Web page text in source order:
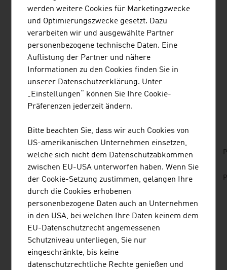
die verschiedenen Geräte und Anlagen miteinander und
tauschen Informationen aus. Besonders für ältere
Menschen interessant: Biosensoren messen den
Blutdruck und Blutzucker oder erinnern an
Medikamente. Für den Notfall ist eine direkte
Verbindung mit Ärzten oder Pflegediensten möglich.
DOWNLOADS
No. 157, Fresh View, Smart Cities, en | de
No. 153, Fresh View, Sustainable Building, en |
de
listen
links
LINKS
ENGINEERING
werden weitere Cookies für Marketingzwecke
und Optimierungszwecke gesetzt. Dazu
verarbeiten wir und ausgewählte Partner
personenbezogene technische Daten. Eine
Auflistung der Partner und nähere
Informationen zu den Cookies finden Sie in
unserer Datenschutzerklärung. Unter
„Einstellungen“ können Sie Ihre Cookie-
Präferenzen jederzeit ändern.
Bitte beachten Sie, dass wir auch Cookies von
US-amerikanischen Unternehmen einsetzen,
welche sich nicht dem Datenschutzabkommen
zwischen EU-USA unterworfen haben. Wenn Sie
der Cookie-Setzung zustimmen, gelangen Ihre
durch die Cookies erhobenen
personenbezogene Daten auch an Unternehmen
in den USA, bei welchen Ihre Daten keinem dem
EU-Datenschutzrecht angemessenen
Schutzniveau unterliegen, Sie nur
eingeschränkte, bis keine
datenschutzrechtliche Rechte genießen und